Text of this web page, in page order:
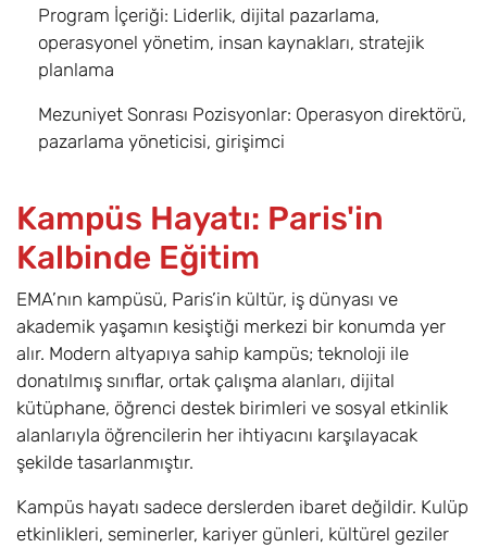
Program İçeriği: Liderlik, dijital pazarlama,
operasyonel yönetim, insan kaynakları, stratejik
planlama
Mezuniyet Sonrası Pozisyonlar: Operasyon direktörü,
pazarlama yöneticisi, girişimci
Kampüs Hayatı: Paris'in
Kalbinde Eğitim
EMA’nın kampüsü, Paris’in kültür, iş dünyası ve
akademik yaşamın kesiştiği merkezi bir konumda yer
alır. Modern altyapıya sahip kampüs; teknoloji ile
donatılmış sınıflar, ortak çalışma alanları, dijital
kütüphane, öğrenci destek birimleri ve sosyal etkinlik
alanlarıyla öğrencilerin her ihtiyacını karşılayacak
şekilde tasarlanmıştır.
Kampüs hayatı sadece derslerden ibaret değildir. Kulüp
etkinlikleri, seminerler, kariyer günleri, kültürel geziler